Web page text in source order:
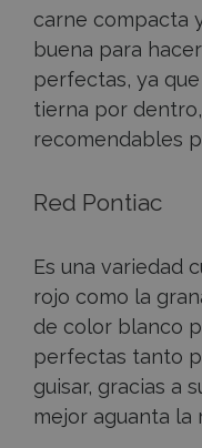
carne compacta
buena para
perfectas, ya
tierna por
recomendables
Red Pontiac
Es una variedad
rojo como la
de color blanco
perfectas tanto
guisar, gracias a
mejor aguanta la